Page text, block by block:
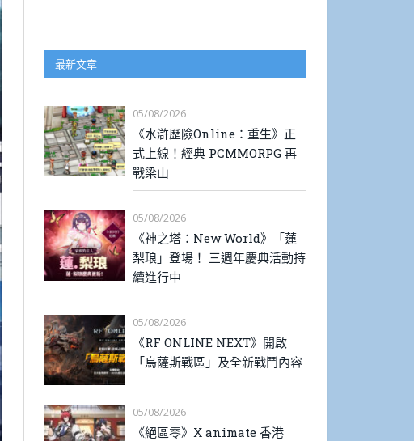
最新文章
05/08/2026
《水滸歷險Online：重生》正
式上線！經典 PCMMORPG 再
戰梁山
05/08/2026
《神之塔：New World》「蓮
梨琅」登場！ 三週年慶典活動持
續進行中
05/08/2026
《RF ONLINE NEXT》開啟
「烏薩斯戰區」及全新戰鬥內容
05/08/2026
《絕區零》X animate 香港